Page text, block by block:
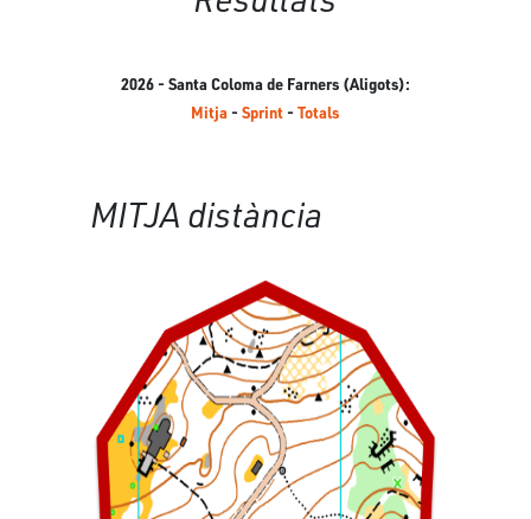
2026 - Santa Coloma de Farners (Aligots):
Mitja-Sprint-Totals
MITJA distància